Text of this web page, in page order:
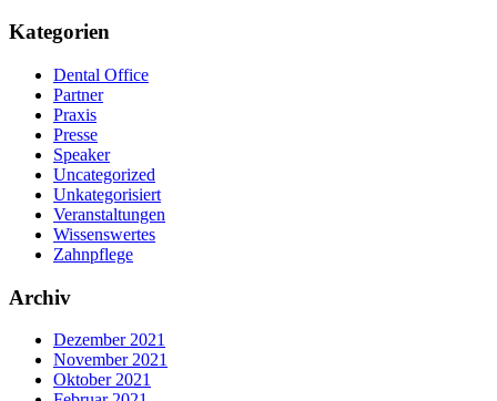
Kategorien
Dental Office
Partner
Praxis
Presse
Speaker
Uncategorized
Unkategorisiert
Veranstaltungen
Wissenswertes
Zahnpflege
Archiv
Dezember 2021
November 2021
Oktober 2021